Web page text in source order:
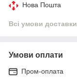
Нова Пошта
Всі умови доставки
Умови оплати
Пром-оплата